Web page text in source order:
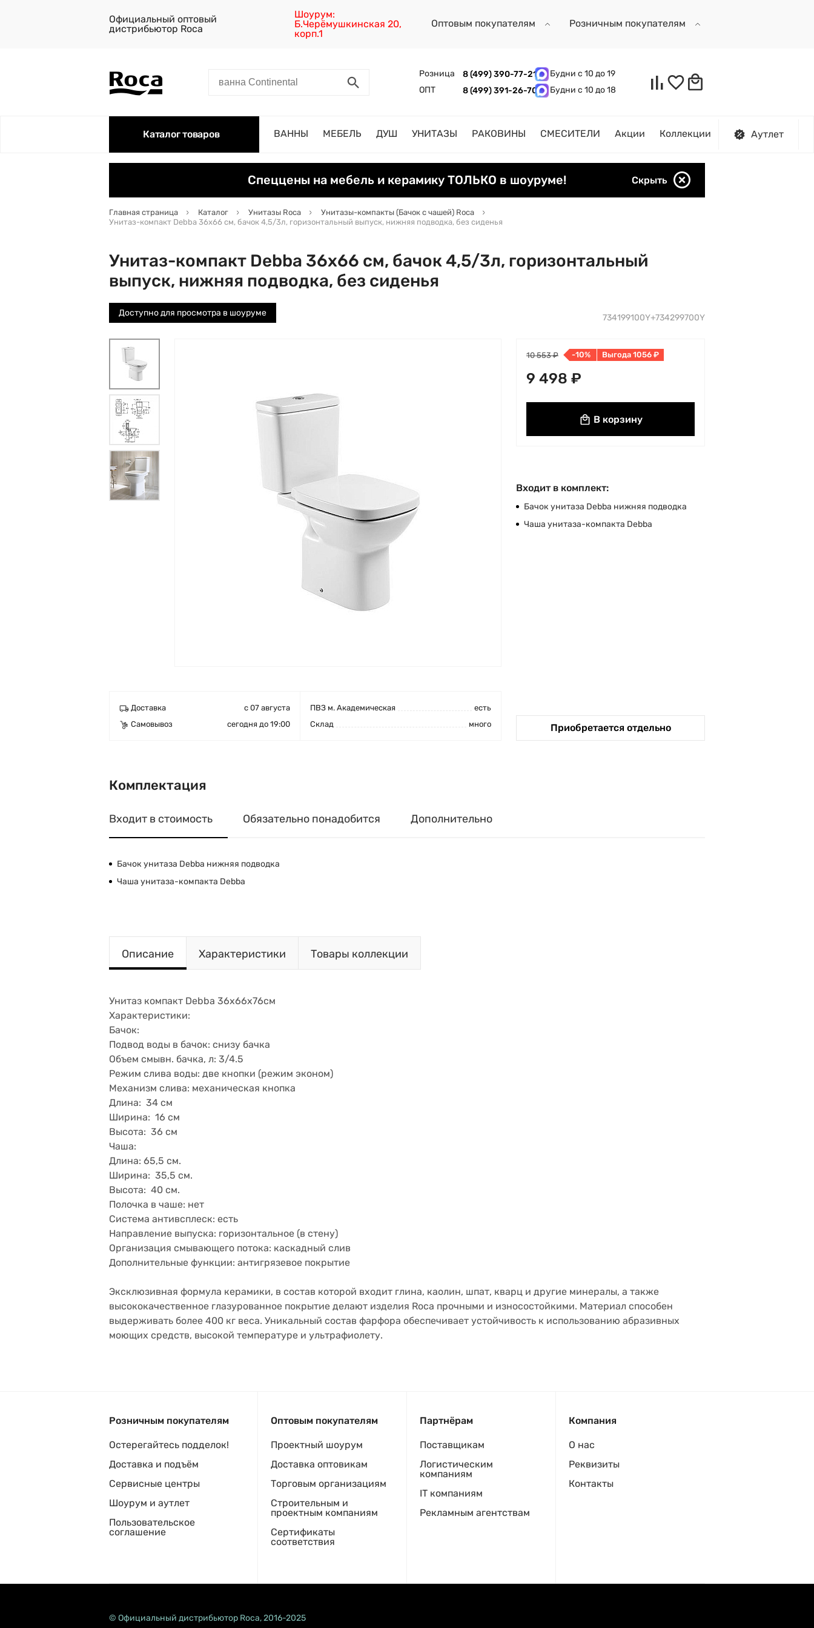
Официальный оптовый
дистрибьютор Roca
Шоурум:
Б.Черёмушкинская 20,
корп.1
Оптовым покупателям Розничным покупателям
Розница 8 (499) 390-77-21
Будни с 10 до 19
ОПТ
8 (499) 391-26-70 Будни с 10 до 18
Каталог товаров ВАННЫ МЕБЕЛЬ ДУШ УНИТАЗЫ РАКОВИНЫ СМЕСИТЕЛИ Акции Коллекции Аутлет
Спеццены на мебель и керамику ТОЛЬКО в шоуруме! Скрыть
Главная страница Каталог Унитазы Roca
Унитазы-компакты (Бачок с чашей) Roca
Унитаз-компакт Debba 36х66 см, бачок 4,5/3л, горизонтальный выпуск, нижняя подводка, без сиденья
Унитаз-компакт Debba 36х66 см, бачок 4,5/3л, горизонтальный
выпуск, нижняя подводка, без сиденья
Доступно для просмотра в шоуруме 734199100Y+734299700Y
10 553 ₽ -10% Выгода 1056 ₽
9 498 ₽
В корзину
Доставка
с 07 августа
Самовывоз
сегодня до 19:00
ПВЗ м. Академическая
есть
Cклад
много
Входит в комплект:
Бачок унитаза Debba нижняя подводка
Чаша унитаза-компакта Debba
Приобретается отдельно
Комплектация
Входит в стоимость Обязательно понадобится Дополнительно
Бачок унитаза Debba нижняя подводка
Чаша унитаза-компакта Debba
Описание Характеристики Товары коллекции
Унитаз компакт Debba 36х66х76см
Характеристики:
Бачок:
Подвод воды в бачок: снизу бачка
Объем смывн. бачка, л: 3/4.5
Режим слива воды: две кнопки (режим эконом)
Механизм слива: механическая кнопка
Длина: 34 см
Ширина: 16 см
Высота: 36 см
Чаша:
Длина: 65,5 см.
Ширина: 35,5 см.
Высота: 40 см.
Полочка в чаше: нет
Система антивсплеск: есть
Направление выпуска: горизонтальное (в стену)
Организация смывающего потока: каскадный слив
Дополнительные функции: антигрязевое покрытие
Эксклюзивная формула керамики, в состав которой входит глина, каолин, шпат, кварц и другие минералы, а также
высококачественное глазурованное покрытие делают изделия Roca прочными и износостойкими. Материал способен
выдерживать более 400 кг веса. Уникальный состав фарфора обеспечивает устойчивость к использованию абразивных
моющих средств, высокой температуре и ультрафиолету.
Розничным покупателям
Остерегайтесь подделок!
Доставка и подъём
Сервисные центры
Шоурум и аутлет
Пользовательское
соглашение
Оптовым покупателям
Проектный шоурум
Доставка оптовикам
Торговым организациям
Строительным и
проектным компаниям
Сертификаты
соответствия
Партнёрам
Поставщикам
Логистическим
компаниям
IT компаниям
Рекламным агентствам
Компания
О нас
Реквизиты
Контакты
© Официальный дистрибьютор Roca, 2016-2025